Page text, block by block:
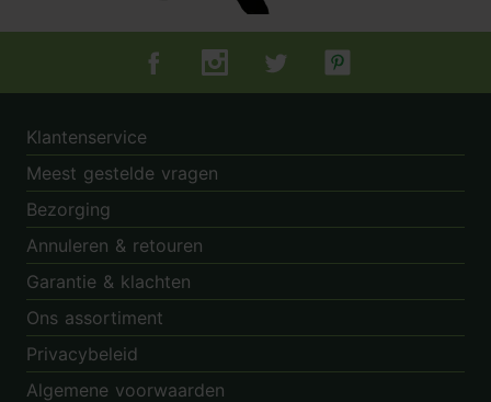
Tuincentrum.nl op Facebook
Tuincentrum.nl op Instagram
Tuincentrum.nl op Twitter
Tuincentrum.nl op
Klantenservice
Meest gestelde vragen
Bezorging
Annuleren & retouren
Garantie & klachten
Ons assortiment
Privacybeleid
Algemene voorwaarden